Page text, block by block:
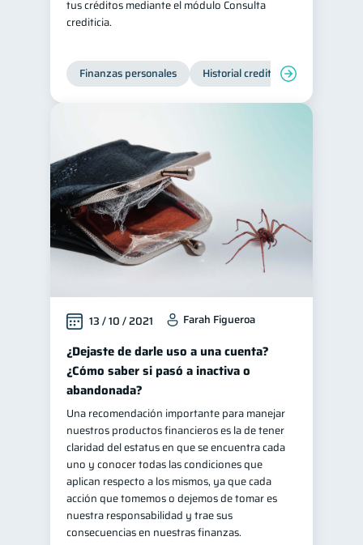
tus créditos mediante el módulo Consulta
crediticia.
Finanzas personales Historial crediticio
13 / 10 / 2021 Farah Figueroa
¿Dejaste de darle uso a una cuenta?
¿Cómo saber si pasó a inactiva o
abandonada?
Una recomendación importante para manejar
nuestros productos financieros es la de tener
claridad del estatus en que se encuentra cada
uno y conocer todas las condiciones que
aplican respecto a los mismos, ya que cada
acción que tomemos o dejemos de tomar es
nuestra responsabilidad y trae sus
consecuencias en nuestras finanzas.